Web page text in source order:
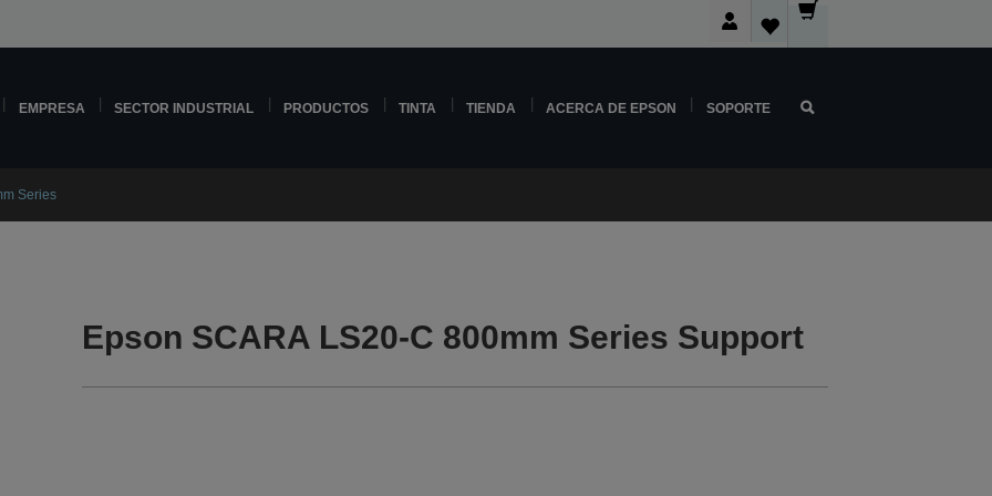
EMPRESA SECTOR INDUSTRIAL PRODUCTOS TINTA TIENDA ACERCA DE EPSON SOPORTE
Series
Epson SCARA LS20-C 800mm Series Support